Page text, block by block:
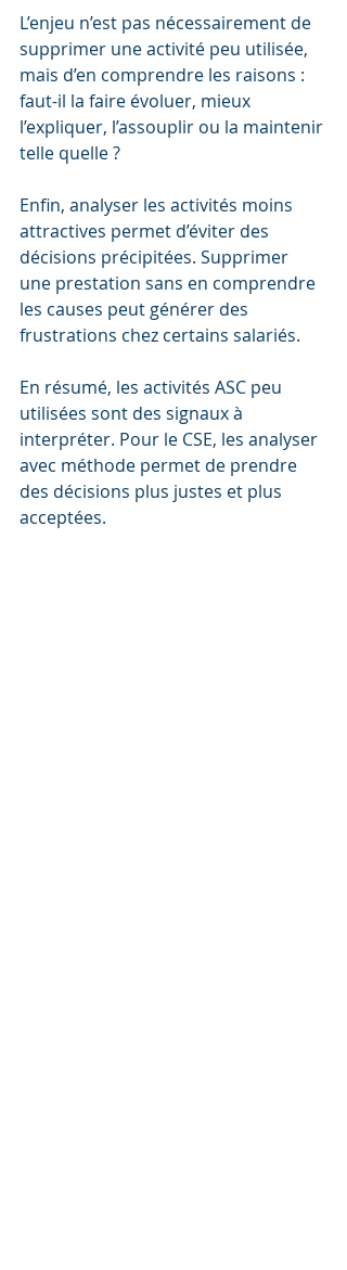
L’enjeu n’est pas nécessairement de
supprimer une activité peu utilisée,
mais d’en comprendre les raisons :
faut-il la faire évoluer, mieux
l’expliquer, l’assouplir ou la maintenir
telle quelle ?
Enfin, analyser les activités moins
attractives permet d’éviter des
décisions précipitées. Supprimer
une prestation sans en comprendre
les causes peut générer des
frustrations chez certains salariés.
En résumé, les activités ASC peu
utilisées sont des signaux à
interpréter. Pour le CSE, les analyser
avec méthode permet de prendre
des décisions plus justes et plus
acceptées.